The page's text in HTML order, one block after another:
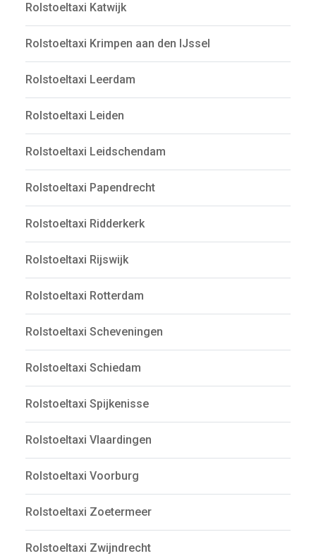
Rolstoeltaxi Katwijk
Rolstoeltaxi Krimpen aan den IJssel
Rolstoeltaxi Leerdam
Rolstoeltaxi Leiden
Rolstoeltaxi Leidschendam
Rolstoeltaxi Papendrecht
Rolstoeltaxi Ridderkerk
Rolstoeltaxi Rijswijk
Rolstoeltaxi Rotterdam
Rolstoeltaxi Scheveningen
Rolstoeltaxi Schiedam
Rolstoeltaxi Spijkenisse
Rolstoeltaxi Vlaardingen
Rolstoeltaxi Voorburg
Rolstoeltaxi Zoetermeer
Rolstoeltaxi Zwijndrecht